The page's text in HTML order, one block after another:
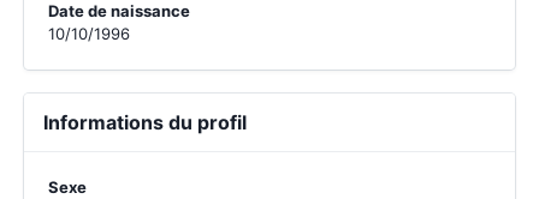
Date de naissance
10/10/1996
Informations du profil
Sexe